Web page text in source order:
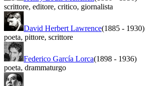
scrittore, editore, critico, giornalista
David Herbert Lawrence(1885 - 1930)
poeta, pittore, scrittore
Federico García Lorca(1898 - 1936)
poeta, drammaturgo